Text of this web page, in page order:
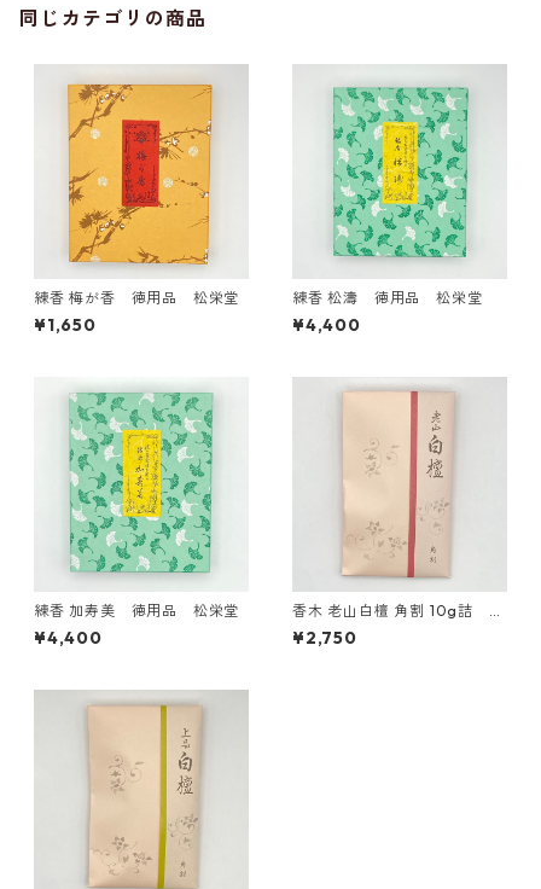
同じカテゴリの商品
練香 梅が香 徳用品 松栄堂
¥1,650
練香 松濤 徳用品 松栄堂
¥4,400
練香 加寿美 徳用品 松栄堂
¥4,400
香木 老山白檀 角割 10g詰 松
栄堂
¥2,750